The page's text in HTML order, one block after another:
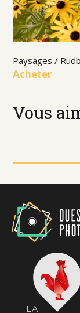
Vous
Paysages /
Acheter